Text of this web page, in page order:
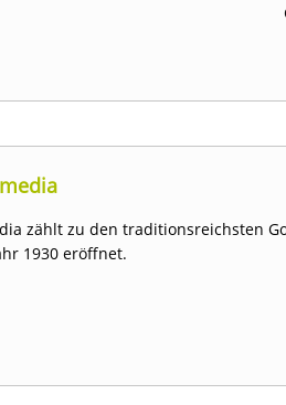
zählt zu den traditionsreichsten
1930 eröffnet.